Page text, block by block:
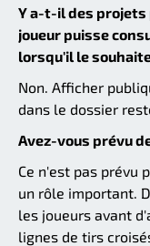
Y a-t-il des projets
joueur puisse
lorsqu'il le
Non. Afficher
dans le dossier
Avez-vous prévu
Ce n'est pas prévu
un rôle important.
les joueurs avant
lignes de tirs